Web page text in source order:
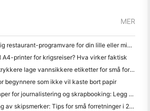
MER
Hvordan du velger riktig restaurant-programvare for din lille eller middelsstørrelse Restaurant
A4-printer for krigsreiser? Hva virker faktisk
Kan temmelig etikettstrykkere lage vannsikkere etiketter for små forretningsprodukter?
begynnere som ikke vil kaste bort papir
Beste fargemerket skaper for journalistering og skrapbooking: Legg mer farge til hver side
Håndsskrift vs. trykking av skipsmerker: Tips for små forretninger i 2026